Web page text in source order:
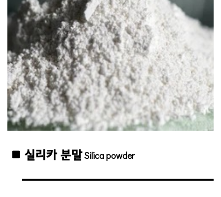
실리카 분말Silica powder